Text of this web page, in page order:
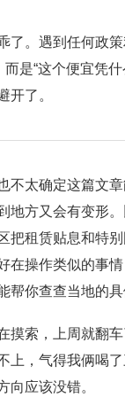
了。遇到任何政
而是“这个便宜凭
开了。
不太确定这篇文
地方又会有变形
把租赁贴息和特
在操作类似的事
帮你查查当地的具
摸索，上周就翻
上，气得我俩喝
向应该没错。